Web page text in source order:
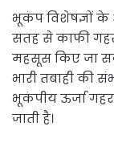
भूकंप विशेषज्ञों के
सतह से काफी
महसूस किए जा
भारी तबाही की
भूकंपीय ऊर्जा
जाती है।